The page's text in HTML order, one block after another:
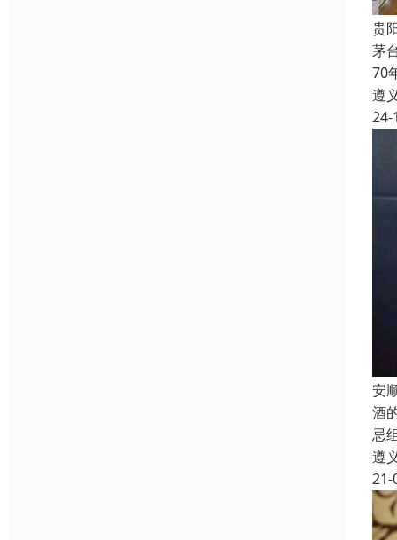
贵
茅
70
遵
24-
安
酒
忌
遵
21-